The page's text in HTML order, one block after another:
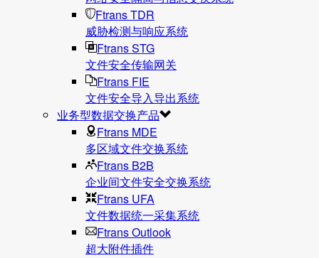
Ftrans TDR
威胁检测与响应系统
Ftrans STG
文件安全传输网关
Ftrans FIE
文件安全导入导出系统
业务型数据交换产品
Ftrans MDE
多区域文件交换系统
Ftrans B2B
企业间文件安全交换系统
Ftrans UFA
文件数据统⼀采集系统
Ftrans Outlook
超大附件插件